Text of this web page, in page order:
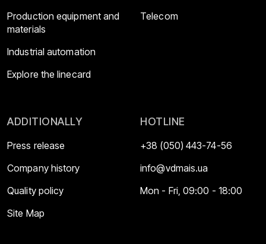
Production equipment and
materials
Industrial automation
Explore the linecard
Telecom
ADDITIONALLY
Press release
Company history
Quality policy
Site Map
HOTLINE
+38 (050) 443-74-56
info@vdmais.ua
Mon - Fri, 09:00 - 18:00